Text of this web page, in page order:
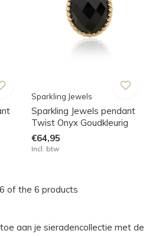
Sparkling Jewels
Sparkling Jewels pendant
Twist Onyx Goudkleurig
€64,95
Incl. btw
of the 6 products
aan je sieradencollectie met de